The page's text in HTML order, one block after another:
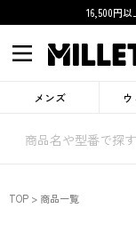
16,500円
メンズ
TOP 商品一覧